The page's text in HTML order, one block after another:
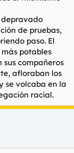
depravado
de pruebas,
paso. El
potables
compañeros
afloraban los
se volcaba en la
racial.